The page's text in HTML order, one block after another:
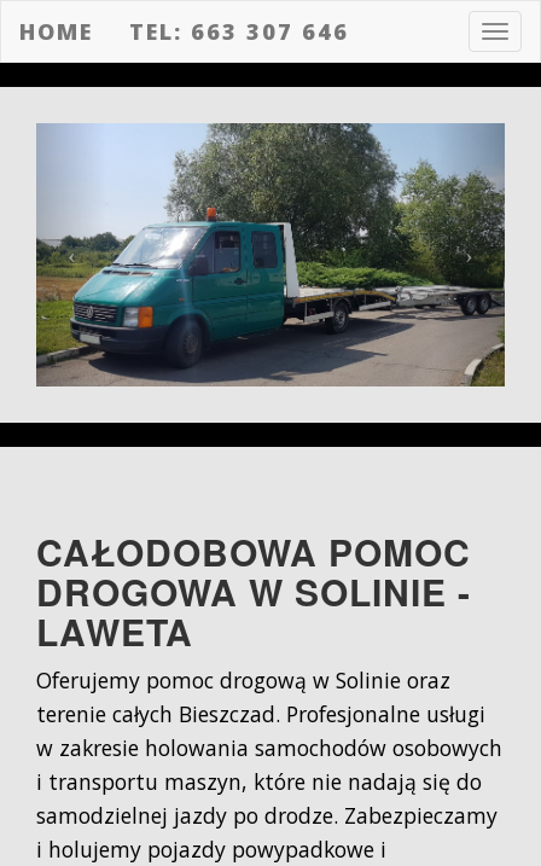
HOME TEL: 663 307 646
CAŁODOBOWA POMOC
DROGOWA W SOLINIE -
LAWETA
Oferujemy pomoc drogową w Solinie oraz
terenie całych Bieszczad. Profesjonalne usługi
w zakresie holowania samochodów osobowych
i transportu maszyn, które nie nadają się do
samodzielnej jazdy po drodze. Zabezpieczamy
i holujemy pojazdy powypadkowe i